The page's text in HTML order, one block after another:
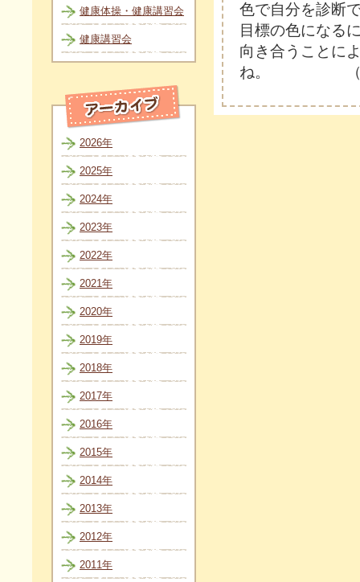
色で自分を診断
目標の色になる
向き合うことに
ね。 （社
健康体操・健康講習会
健康講習会
2026年
2025年
2024年
2023年
2022年
2021年
2020年
2019年
2018年
2017年
2016年
2015年
2014年
2013年
2012年
2011年